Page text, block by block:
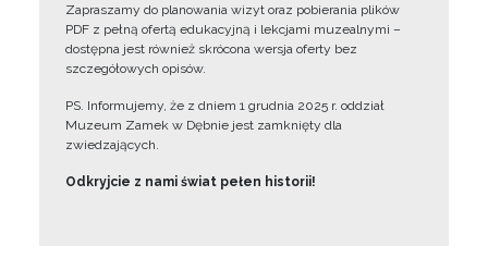
Zapraszamy do planowania wizyt oraz pobierania plików
PDF z pełną ofertą edukacyjną i lekcjami muzealnymi –
dostępna jest również skrócona wersja oferty bez
szczegółowych opisów.
PS. Informujemy, że z dniem 1 grudnia 2025 r. oddział
Muzeum Zamek w Dębnie jest zamknięty dla
zwiedzających.
Odkryjcie z nami świat pełen historii!